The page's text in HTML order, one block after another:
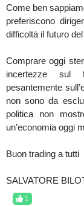
Come ben
preferiscono
difficoltà il futuro
Comprare oggi
incertezze sul
pesantemente
non sono da
politica non
un’economia oggi
Buon trading a tutti
SALVATORE
1